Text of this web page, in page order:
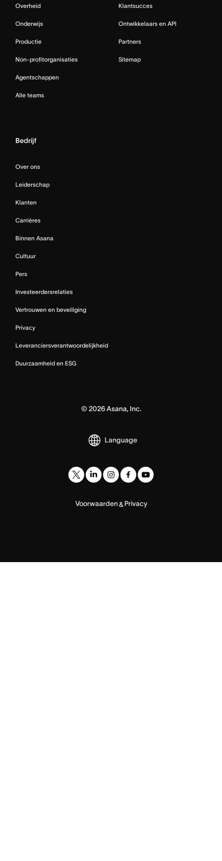
Overheid
Onderwijs
Productie
Non-profitorganisaties
Agentschappen
Alle teams
Klantsucces
Ontwikkelaars en API
Partners
Sitemap
Bedrijf
Over ons
Leiderschap
Klanten
Carrières
Binnen Asana
Cultuur
Pers
Investeerdersrelaties
Vertrouwen en beveiliging
Privacy
Leveranciersverantwoordelijkheid
Duurzaamheid en ESG
© 2026Asana, Inc.
Language
Voorwaarden& Privacy